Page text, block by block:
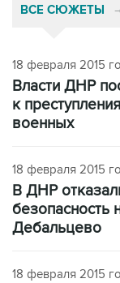
ВСЕ СЮЖЕТЫ →
18 февраля 2015
Власти ДНР
к
военных
18 февраля 2015
В ДНР
Дебальцево
18 февраля 2015